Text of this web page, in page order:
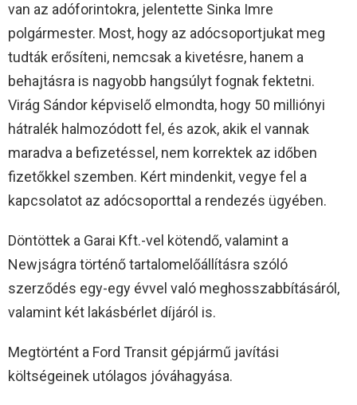
van az adóforintokra, jelentette Sinka Imre
polgármester. Most, hogy az adócsoportjukat meg
tudták erősíteni, nemcsak a kivetésre, hanem a
behajtásra is nagyobb hangsúlyt fognak fektetni.
Virág Sándor képviselő elmondta, hogy 50 milliónyi
hátralék halmozódott fel, és azok, akik el vannak
maradva a befizetéssel, nem korrektek az időben
fizetőkkel szemben. Kért mindenkit, vegye fel a
kapcsolatot az adócsoporttal a rendezés ügyében.
Döntöttek a Garai Kft.-vel kötendő, valamint a
Newjságra történő tartalomelőállításra szóló
szerződés egy-egy évvel való meghosszabbításáról,
valamint két lakásbérlet díjáról is.
Megtörtént a Ford Transit gépjármű javítási
költségeinek utólagos jóváhagyása.